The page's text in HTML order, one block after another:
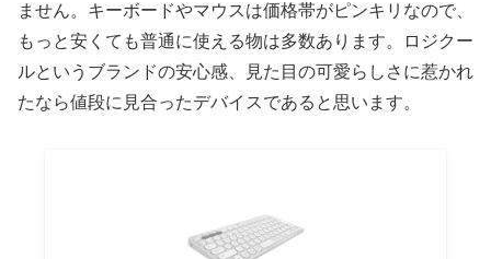
ません。キーボードやマウスは価格帯がピンキリなので、
もっと安くても普通に使える物は多数あります。ロジクー
ルというブランドの安心感、見た目の可愛らしさに惹かれ
たなら値段に見合ったデバイスであると思います。